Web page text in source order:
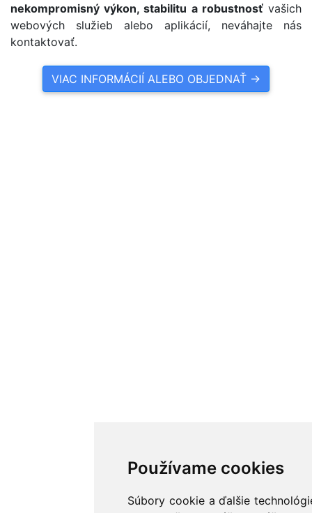
Používame cookies
Súbory cookie a ďalšie
nekompromisný výkon, stabilitu a robustnosťvašich
webových služieb alebo aplikácií, neváhajte nás
kontaktovať.
VIAC INFORMÁCIÍ ALEBO OBJEDNAŤ ->